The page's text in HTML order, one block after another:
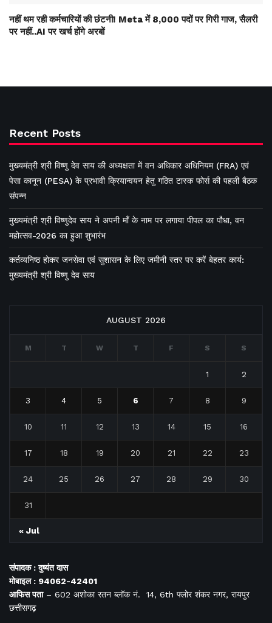
नहीं थम रही कर्मचारियों की छंटनी! Meta में 8,000 पदों पर गिरी गाज, सैलरी
पर नहीं..AI पर खर्च होंगे अरबों
Recent Posts
मुख्यमंत्री श्री विष्णु देव साय की अध्यक्षता में वन अधिकार अधिनियम (FRA) एवं
पेसा कानून (PESA) के प्रभावी क्रियान्वयन हेतु गठित टास्क फोर्स की पहली बैठक
संपन्न
मुख्यमंत्री श्री विष्णुदेव साय ने अपनी माँ के नाम पर लगाया पीपल का पौधा, वन
महोत्सव-2026 का हुआ शुभारंभ
कर्तव्यनिष्ठ होकर जनसेवा एवं सुशासन के लिए जमीनी स्तर पर करें बेहतर कार्य:
मुख्यमंत्री श्री विष्णु देव साय
AUGUST 2026
M T W T F S S
1 2
3 4 5 6 7 8 9
10 11 12 13 14 15 16
17 18 19 20 21 22 23
24 25 26 27 28 29 30
31
« Jul
संपादक : दुष्यंत दास
मोबाइल : 94062-42401
आफिसपता– 602 अशोका रतन ब्लॉक नं. 14, 6th फ्लोर शंकर नगर, रायपुर
छत्तीसगढ़